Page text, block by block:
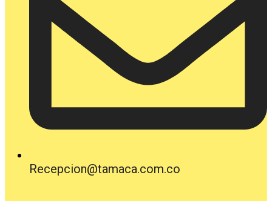
Recepcion@tamaca.com.co